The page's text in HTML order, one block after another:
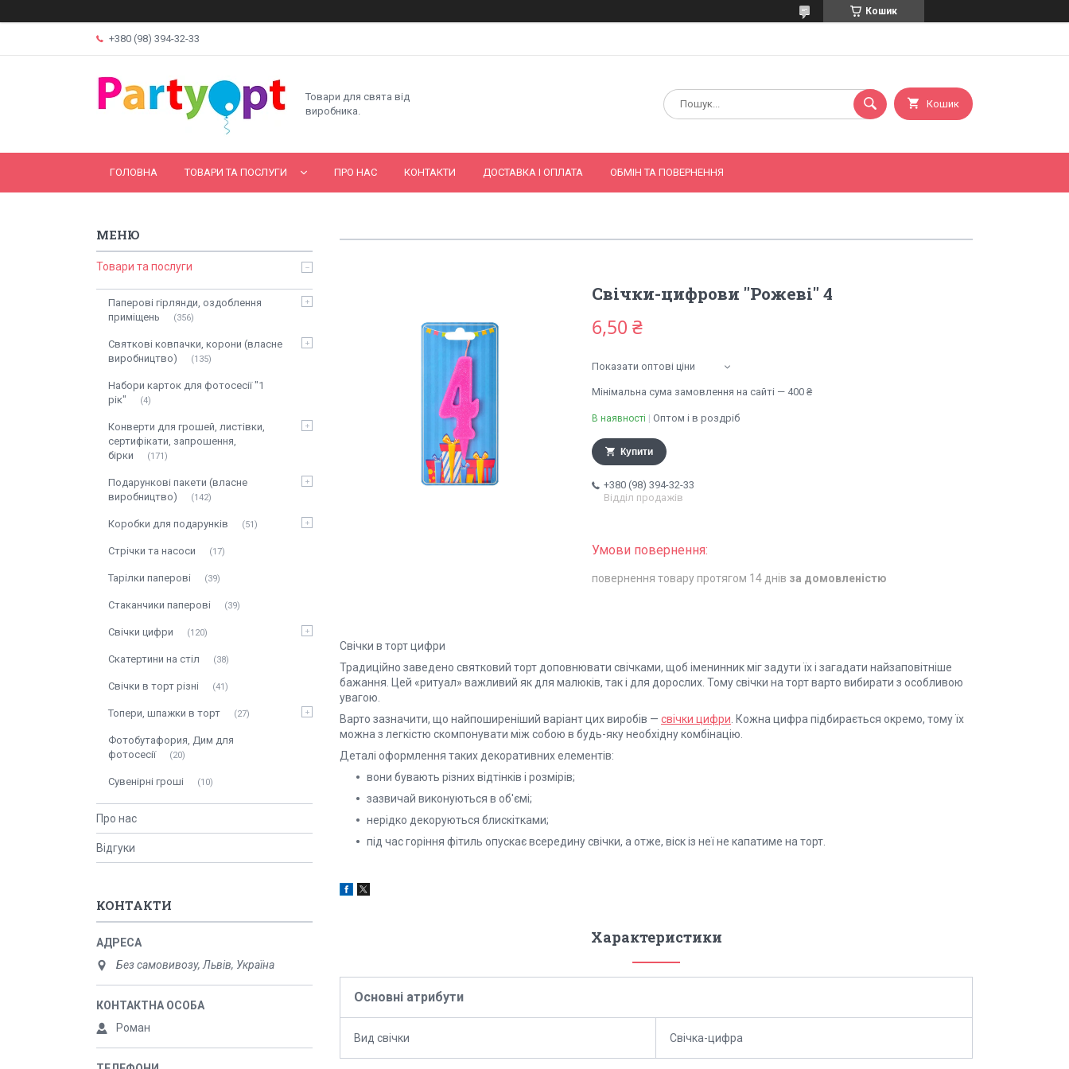
Кошик
+380 (98) 394-32-33
Товари для свята від
виробника.
Кошик
ГОЛОВНА ТОВАРИ ТА ПОСЛУГИ ПРО НАС КОНТАКТИ ДОСТАВКА І ОПЛАТА ОБМІН ТА ПОВЕРНЕННЯ
Свічки-цифрови "Рожеві" 4
6,50 ₴
Показати оптові ціни
Мінімальна сума замовлення на сайті — 400 ₴
В наявності Оптом і в роздріб
Купити
+380 (98) 394-32-33
Відділ продажів
повернення товару протягом 14 днів за домовленістю
Свічки в торт цифри
Традиційно заведено святковий торт доповнювати свічками, щоб іменинник міг задути їх і загадати найзаповітніше
бажання. Цей «ритуал» важливий як для малюків, так і для дорослих. Тому свічки на торт варто вибирати з особливою
увагою.
Варто зазначити, що найпоширеніший варіант цих виробів — свічки цифри . Кожна цифра підбирається окремо, тому їх
можна з легкістю скомпонувати між собою в будь-яку необхідну комбінацію.
Деталі оформлення таких декоративних елементів:
вони бувають різних відтінків і розмірів;
зазвичай виконуються в об'ємі;
нерідко декоруються блискітками;
під час горіння фітиль опускає всередину свічки, а отже, віск із неї не капатиме на торт.
Характеристики
Основні атрибути
Вид свічки Свічка-цифра
Товари та послуги
Паперові гірлянди, оздоблення
приміщень
356
Святкові ковпачки, корони (власне
виробництво)
135
Набори карток для фотосесії "1
рік"
4
Конверти для грошей, листівки,
сертифікати, запрошення,
бірки
171
Подарункові пакети (власне
виробництво)
142
Коробки для подарунків 51
Стрічки та насоси 17
Тарілки паперові 39
Стаканчики паперові 39
Свічки цифри 120
Скатертини на стіл 38
Свічки в торт різні 41
Топери, шпажки в торт 27
Фотобутафория, Дим для
фотосесії
20
Сувенірні гроші 10
Про нас
Відгуки
КОНТАКТИ
Без самовивозу, Львів, Україна
Роман